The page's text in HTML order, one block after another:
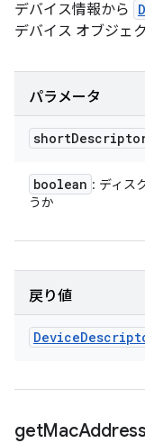
デバイス情報から
デバイス オブジェ
パラメータ
short
boolean : ディス
うか
戻り値
Device
getMacAddress